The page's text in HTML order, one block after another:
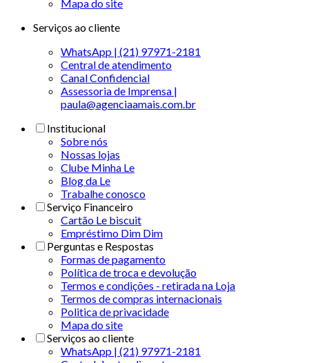
Mapa do site
Serviços ao cliente
WhatsApp | (21) 97971-2181
Central de atendimento
Canal Confidencial
Assessoria de Imprensa |
paula@agenciaamais.com.br
Institucional
Sobre nós
Nossas lojas
Clube Minha Le
Blog da Le
Trabalhe conosco
Serviço Financeiro
Cartão Le biscuit
Empréstimo Dim Dim
Perguntas e Respostas
Formas de pagamento
Política de troca e devolução
Termos e condições - retirada na Loja
Termos de compras internacionais
Politica de privacidade
Mapa do site
Serviços ao cliente
WhatsApp | (21) 97971-2181